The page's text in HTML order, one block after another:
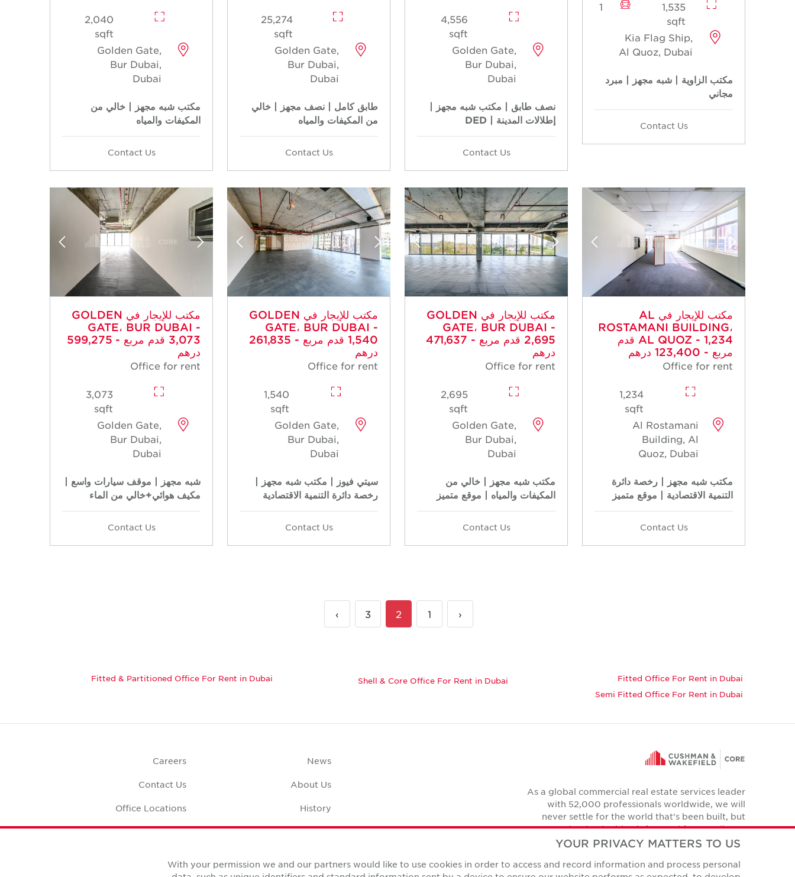
1,535
sqft
1
Kia Flag Ship,
Al Quoz, Dubai
مكتب الزاوية | شبه مجهز | مبرد
مجاني
Contact Us
4,556
sqft
Golden Gate,
Bur Dubai,
Dubai
نصف طابق | مكتب شبه مجهز |
إطلالات المدينة | DED
Contact Us
25,274
sqft
Golden Gate,
Bur Dubai,
Dubai
طابق كامل | نصف مجهز | خالي
من المكيفات والمياه
Contact Us
2,040
sqft
Golden Gate,
Bur Dubai,
Dubai
مكتب شبه مجهز | خالي من
المكيفات والمياه
Contact Us
مكتب للإيجار في AL
ROSTAMANI BUILDING،
AL QUOZ - 1,234 قدم
مربع - 123,400 درهم
Office for rent
1,234
sqft
Al Rostamani
Building, Al
Quoz, Dubai
مكتب شبه مجهز | رخصة دائرة
التنمية الاقتصادية | موقع متميز
Contact Us
مكتب للإيجار في GOLDEN
GATE، BUR DUBAI -
2,695 قدم مربع - 471,637
درهم
Office for rent
2,695
sqft
Golden Gate,
Bur Dubai,
Dubai
مكتب شبه مجهز | خالي من
المكيفات والمياه | موقع متميز
Contact Us
مكتب للإيجار في GOLDEN
GATE، BUR DUBAI -
1,540 قدم مربع - 261,835
درهم
Office for rent
1,540
sqft
Golden Gate,
Bur Dubai,
Dubai
سيتي فيوز | مكتب شبه مجهز |
رخصة دائرة التنمية الاقتصادية
Contact Us
مكتب للإيجار في GOLDEN
GATE، BUR DUBAI -
3,073 قدم مربع - 599,275
درهم
Office for rent
3,073
sqft
Golden Gate,
Bur Dubai,
Dubai
شبه مجهز | موقف سيارات واسع |
مكيف هوائي+خالي من الماء
Contact Us
‹
1
2
3
›
Fitted Office For Rent in Dubai
Semi Fitted Office For Rent in Dubai
Shell & Core Office For Rent in Dubai
Fitted & Partitioned Office For Rent in Dubai
As a global commercial real estate services leader
with 52,000 professionals worldwide, we will
never settle for the world that's been built, but
relentlessly drive it forward for our clients,
colleagues and communities.
LinkedIn
Facebook
Twitter
Instagram
YouTube
News
About Us
History
Case Studies
Careers
Contact Us
Office Locations
Corporate Social
YOUR PRIVACY MATTERS TO US
With your permission we and our partners would like to use cookies in order to access and record information and process personal